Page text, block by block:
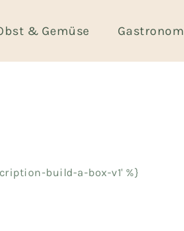
& Gemüse
build-a-box-v1' %}